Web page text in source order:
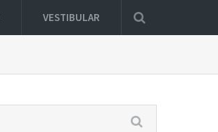
VESTIBULAR